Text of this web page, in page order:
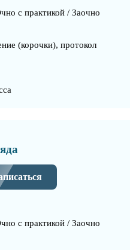
с практикой / Заочно
(корочки), протокол
с практикой / Заочно